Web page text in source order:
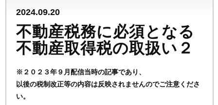
2024.09.20
不動産税務に必須となる
不動産取得税の取扱い２
※２０２３年９月配信当時の記事であり、
以後の税制改正等の内容は反映されませんのでご注意くださ
い。